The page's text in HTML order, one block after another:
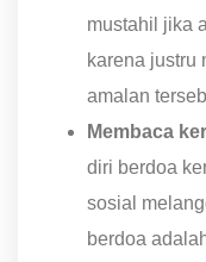
mustahil jika
karena justru
amalan
Membaca
diri berdoa
sosial
berdoa